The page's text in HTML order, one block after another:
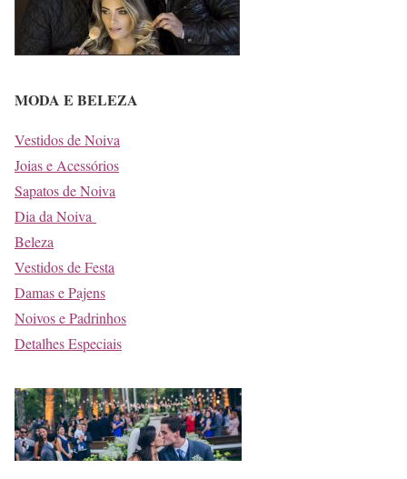
MODA E BELEZA
Vestidos de Noiva
Joias e Acessórios
Sapatos de Noiva
Dia da Noiva
Beleza
Vestidos de Festa
Damas e Pajens
Noivos e Padrinhos
Detalhes Especiais